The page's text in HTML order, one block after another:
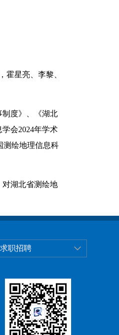
霍星亮、李黎、
度》、《湖北
会2024年学术
测绘地理信息科
湖北省测绘地
求职招聘